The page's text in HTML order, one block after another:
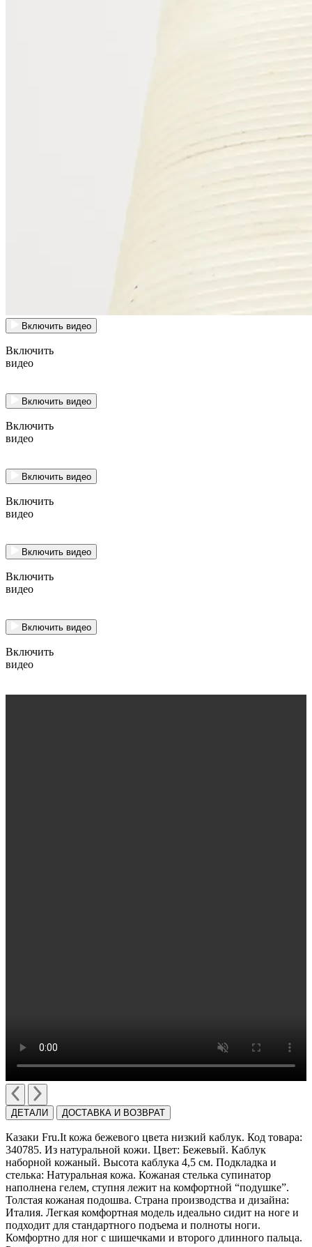
Включить видео
Включить
видео
Включить видео
Включить
видео
Включить видео
Включить
видео
Включить видео
Включить
видео
Включить видео
Включить
видео
ДЕТАЛИ ДОСТАВКА И ВОЗВРАТ
Казаки Fru.It кожа бежевого цвета низкий каблук. Код товара:
340785. Из натуральной кожи. Цвет: Бежевый. Каблук
наборной кожаный. Высота каблука 4,5 см. Подкладка и
стелька: Натуральная кожа. Кожаная стелька супинатор
наполнена гелем, ступня лежит на комфортной “подушке”.
Толстая кожаная подошва. Страна производства и дизайна:
Италия. Легкая комфортная модель идеально сидит на ноге и
подходит для стандартного подъема и полноты ноги.
Комфортно для ног с шишечками и второго длинного пальца.